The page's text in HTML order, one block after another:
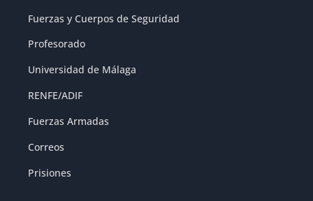
Fuerzas y Cuerpos de Seguridad
Profesorado
Universidad de Málaga
RENFE/ADIF
Fuerzas Armadas
Correos
Prisiones